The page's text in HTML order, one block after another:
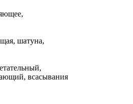
шатуна,
всасывания